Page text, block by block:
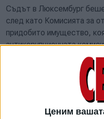
Ценим
Съдът в Люксембург
след като Комисията за
придобито имущество,
антикорупционната
срещу Цветан Василев за
лева. Във въпросите на
с българския закон,
отнемане на имущество
дори ако няма влязла в